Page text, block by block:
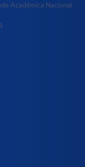
Acadêmica Nacional